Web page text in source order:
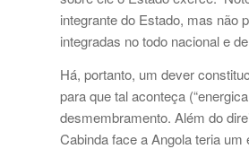
integrante do Estado, mas não
integradas no todo nacional e
Há, portanto, um dever
para que tal aconteça
desmembramento. Além do
Cabinda face a Angola teria